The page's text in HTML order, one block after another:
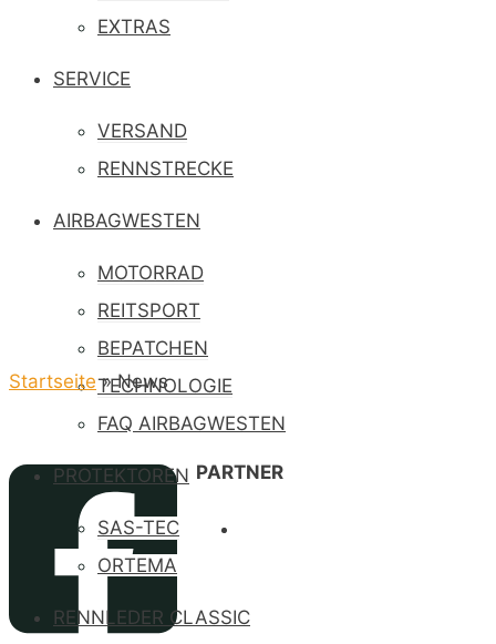
EXTRAS
SERVICE
VERSAND
RENNSTRECKE
AIRBAGWESTEN
MOTORRAD
REITSPORT
BEPATCHEN
TECHNOLOGIE
FAQ AIRBAGWESTEN
PROTEKTOREN
SAS-TEC
ORTEMA
RENNLEDER CLASSIC
Startseite»News
PARTNER